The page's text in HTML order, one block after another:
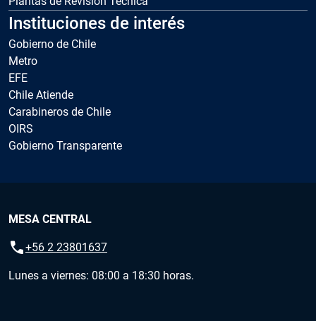
Instituciones de interés
Gobierno de Chile
Metro
EFE
Chile Atiende
Carabineros de Chile
OIRS
Gobierno Transparente
MESA CENTRAL
call+56 2 23801637
Lunes a viernes: 08:00 a 18:30 horas.